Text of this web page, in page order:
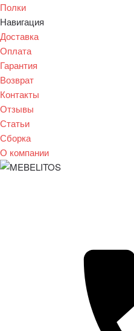
Полки
Навигация
Доставка
Оплата
Гарантия
Возврат
Контакты
Отзывы
Статьи
Сборка
О компании